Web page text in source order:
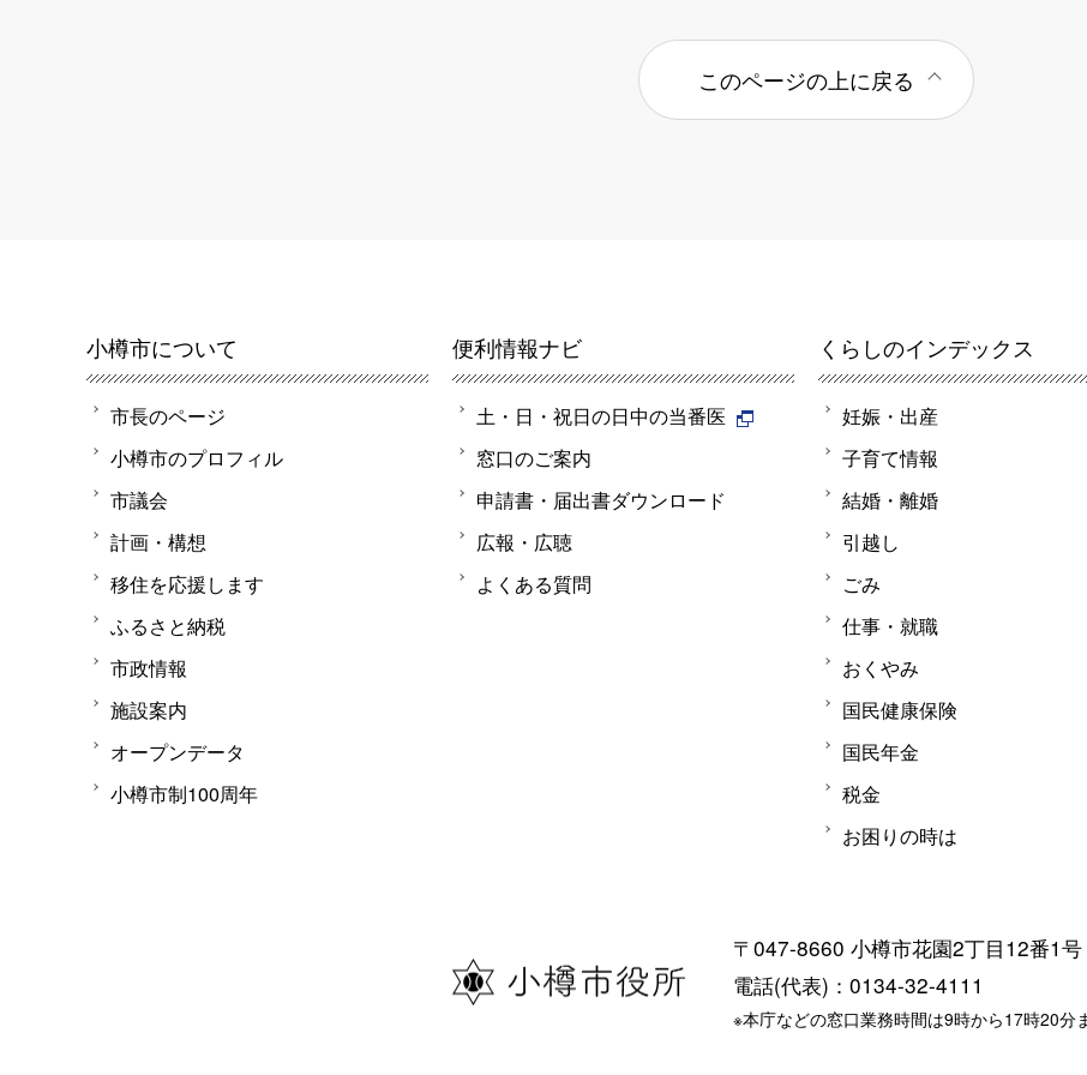
このページの上に戻る
小樽市について
市長のページ
小樽市のプロフィル
市議会
計画・構想
移住を応援します
ふるさと納税
市政情報
施設案内
オープンデータ
小樽市制100周年
便利情報ナビ
土・日・祝日の日中の当番医
窓口のご案内
申請書・届出書ダウンロード
広報・広聴
よくある質問
くらしのインデックス
妊娠・出産
子育て情報
結婚・離婚
引越し
ごみ
仕事・就職
おくやみ
国民健康保険
国民年金
税金
お困りの時は
〒047-8660 小樽市花園2丁目12番1号
電話(代表)：0134-32-4111
※本庁などの窓口業務時間は9時から17時20分